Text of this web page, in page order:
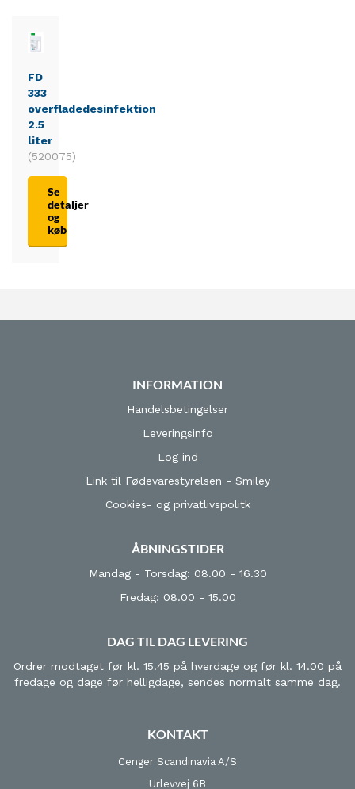
FD
333
overfladedesinfektion
2.5
liter
(520075)
Se
detaljer
og
køb
INFORMATION
Handelsbetingelser
Leveringsinfo
Log ind
Link til Fødevarestyrelsen - Smiley
Cookies- og privatlivspolitk
ÅBNINGSTIDER
Mandag - Torsdag: 08.00 - 16.30
Fredag: 08.00 - 15.00
DAG TIL DAG LEVERING
Ordrer modtaget før kl. 15.45 på hverdage og før kl. 14.00 på
fredage og dage før helligdage, sendes normalt samme dag.
KONTAKT
Cenger Scandinavia A/S
Urlevvej 6B